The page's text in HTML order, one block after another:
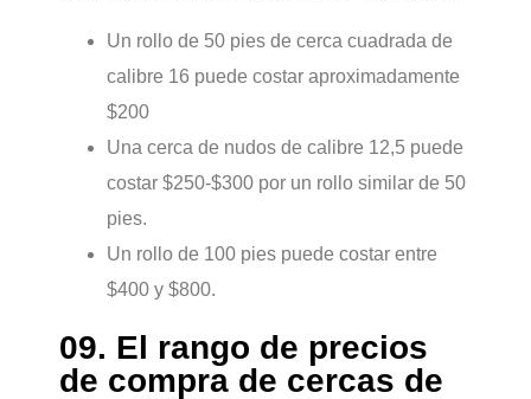
Un rollo de 50 pies de cerca cuadrada de
calibre 16 puede costar aproximadamente
$200
Una cerca de nudos de calibre 12,5 puede
costar $250-$300 por un rollo similar de 50
pies.
Un rollo de 100 pies puede costar entre
$400 y $800.
09. El rango de precios
de compra de cercas de